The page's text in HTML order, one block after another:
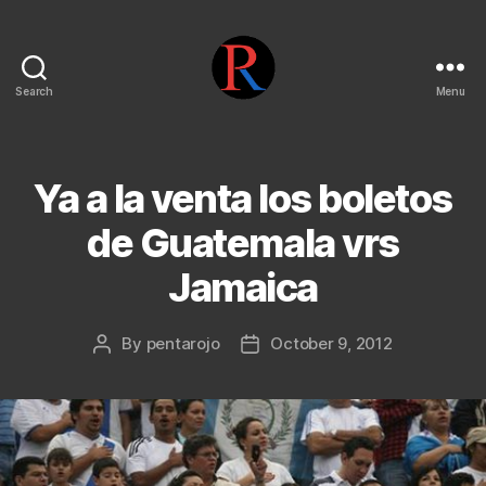
Search Menu
Ya a la venta los boletos
de Guatemala vrs
Jamaica
Post
By pentarojo
PostOctober 9, 2012